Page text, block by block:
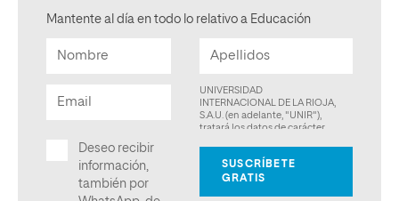
Mantente al día en todo lo relativo a Educación